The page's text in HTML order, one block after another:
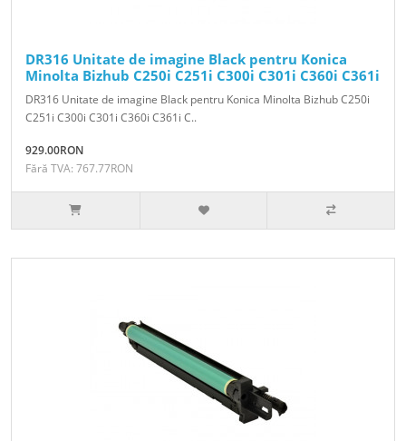
DR316 Unitate de imagine Black pentru Konica
Minolta Bizhub C250i C251i C300i C301i C360i C361i
DR316 Unitate de imagine Black pentru Konica Minolta Bizhub C250i
C251i C300i C301i C360i C361i C..
929.00RON
Fără TVA: 767.77RON